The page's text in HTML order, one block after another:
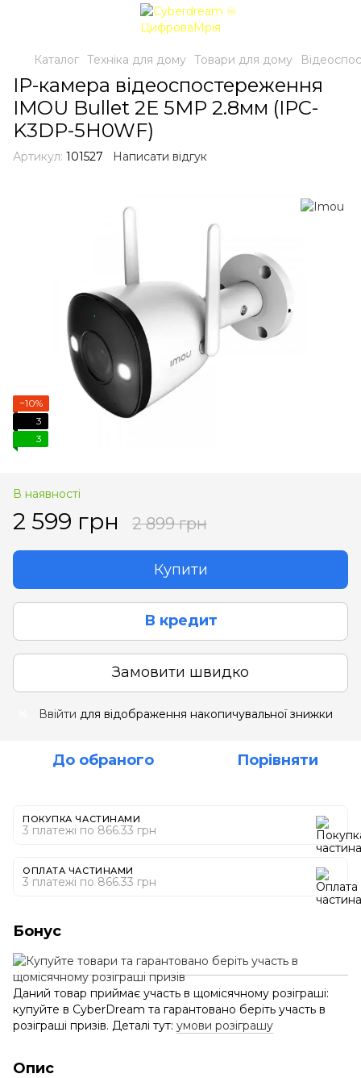
Каталог Техніка для дому Товари для дому
IP-камера відеоспостереження
IMOU Bullet 2E 5MP 2.8мм (IPC-
K3DP-5H0WF)
Артикул: 101527 Написати відгук
−10%
3
3
В наявності
2 599 грн 2 899 грн
Купити
В кредит
Замовити швидко
Ввійти для відображення накопичувальної знижки
До обраного Порівняти
ПОКУПКА ЧАСТИНАМИ
3 платежі по 866.33 грн
ОПЛАТА ЧАСТИНАМИ
3 платежі по 866.33 грн
Бонус
Даний товар приймає участь в щомісячному розіграші:
купуйте в CyberDream та гарантовано беріть участь в
розіграші призів. Деталі тут: умови розіграшу
Опис